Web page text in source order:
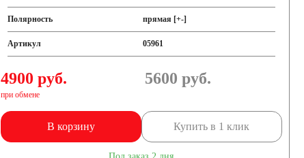
Полярность прямая [+-]
Артикул 05961
4900 руб.
при обмене
5600 руб.
В корзину Купить в 1 клик